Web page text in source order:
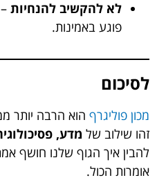
לא להקשיב להנחיות
פוגע באמינות.
לסיכום
מכון פוליגרף הוא הרבה יותר
זהו שילוב של מדע,
להבין איך הגוף שלנו חושף
אומרות הכול.